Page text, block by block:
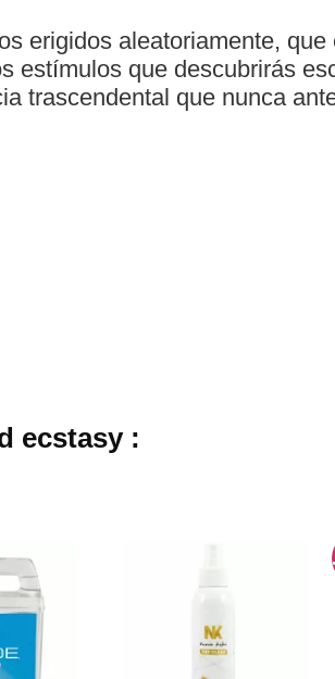
erigidos aleatoriamente,
estímulos que descubrirás
trascendental que nunca
ecstasy :